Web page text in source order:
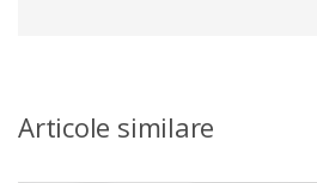
Articole similare